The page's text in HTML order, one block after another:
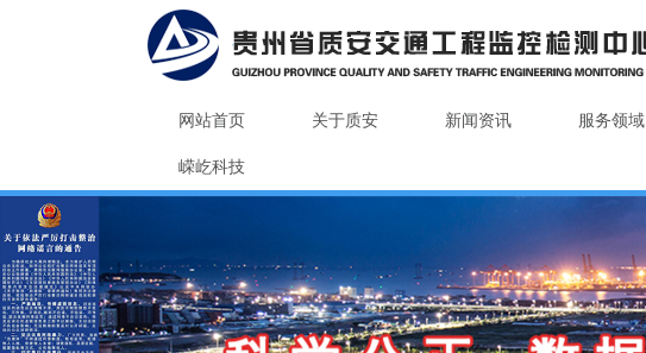
网站首页 关于质安 新闻资讯 服务领域
嵘屹科技